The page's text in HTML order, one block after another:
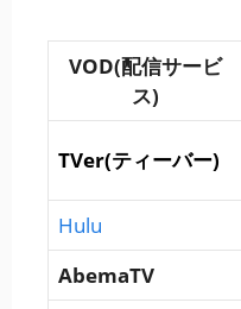
VOD(配信サービ
ス)
TVer(ティーバー)
Hulu
AbemaTV